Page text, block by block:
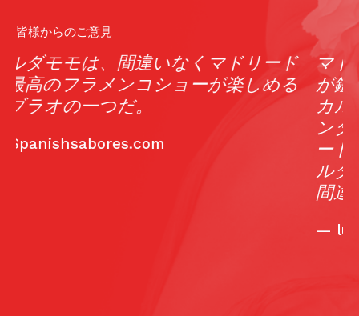
皆様からのご意見
マドリードにはタブラオ（フラメンコ
が鑑賞できる場所）がかなりあります。
カルダモモは必見のひとつ。伝統的なエ
ンターテイメントを楽しまないマドリ
ードの旅って、どんな旅でしょう？カ
ルダモモで、この伝統が楽しめること